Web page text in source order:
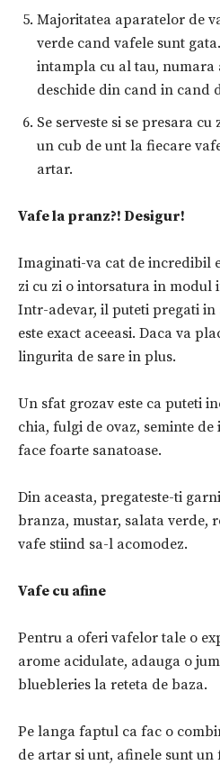
Majoritatea aparatelor de
verde cand vafele sunt
intampla cu al tau, numara
deschide din cand in cand
Se serveste si se presara
un cub de unt la fiecare
artar.
Vafe la pranz?! Desigur!
Imaginati-va cat de incredibil
zi cu zi o intorsatura in modul
Intr-adevar, il puteti pregati in
este exact aceeasi. Daca va
lingurita de sare in plus.
Un sfat grozav este ca puteti
chia, fulgi de ovaz, seminte
face foarte sanatoase.
Din aceasta, pregateste-ti
branza, mustar, salata verde,
vafe stiind sa-l acomodez.
Vafe cu afine
Pentru a oferi vafelor tale o
arome acidulate, adauga o
bluebleries la reteta de baza.
Pe langa faptul ca fac o
de artar si unt, afinele sunt